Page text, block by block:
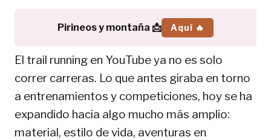
Pirineos y montaña 📩 Aquí 🔥
El trail running en YouTube ya no es solo
correr carreras. Lo que antes giraba en torno
a entrenamientos y competiciones, hoy se ha
expandido hacia algo mucho más amplio:
material, estilo de vida, aventuras en